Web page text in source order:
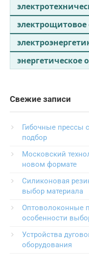
энергетическое
Свежие записи
Гибочные прессы
подбор
Московский
новом формате
Силиконовая
выбор материала
Оптоволоконные
особенности
Устройства
оборудования